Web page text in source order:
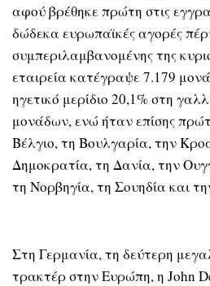
αφού βρέθηκε πρώτη στις
δώδεκα ευρωπαϊκές αγορές
συμπεριλαμβανομένης της
εταιρεία κατέγραψε 7.179
ηγετικό μερίδιο 20,1% στη
μονάδων, ενώ ήταν επίσης
Βέλγιο, τη Βουλγαρία, την
Δημοκρατία, τη Δανία, την
τη Νορβηγία, τη Σουηδία και
Στη Γερμανία, τη δεύτερη
τρακτέρ στην Ευρώπη, η John